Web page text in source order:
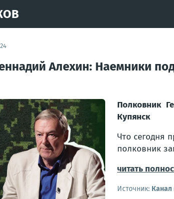
Алехин: Наемники
Полковник
Купянск
Что сегодня
полковник
читать
Источник: Канал